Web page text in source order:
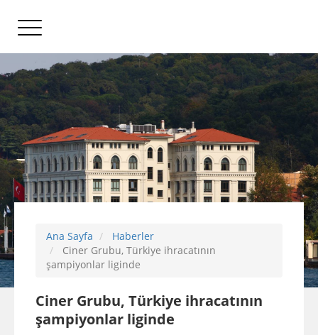
Ana Sayfa
Haberler
Ciner Grubu, Türkiye ihracatının
şampiyonlar liginde
Ciner Grubu, Türkiye ihracatının
şampiyonlar liginde